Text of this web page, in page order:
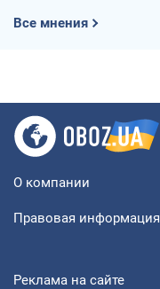
Все мнения
О компании
Правовая информация
Реклама на сайте